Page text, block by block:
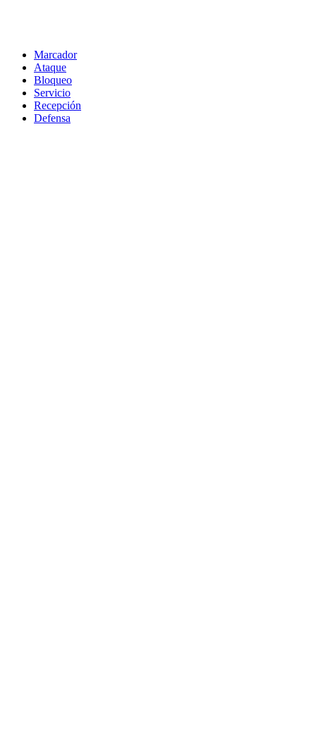
Marcador
Ataque
Bloqueo
Servicio
Recepción
Defensa